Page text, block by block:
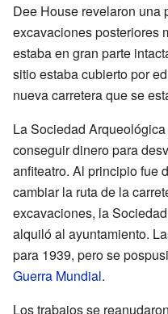
Dee House revelaron una
excavaciones posteriores
estaba en gran parte
sitio estaba cubierto por
nueva carretera que se
La Sociedad
conseguir dinero para
anfiteatro. Al principio fue
cambiar la ruta de la
excavaciones, la
alquiló al ayuntamiento.
para 1939, pero se
Guerra Mundial.
Los trabajos se